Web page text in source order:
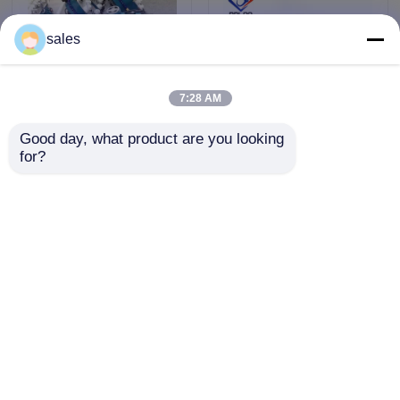
मैनुअल एजिंग छोटी मशीन मिनी
sales
7:28 AM
Good day, what product are you looking
for?